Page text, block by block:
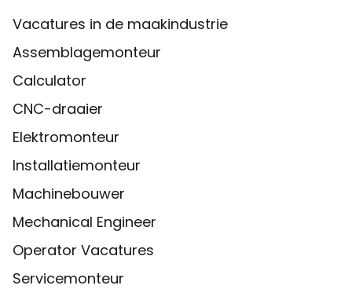
Vacatures in de maakindustrie
Assemblagemonteur
Calculator
CNC-draaier
Elektromonteur
Installatiemonteur
Machinebouwer
Mechanical Engineer
Operator Vacatures
Servicemonteur